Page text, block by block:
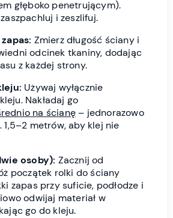
głęboko penetrującym).
i zeszlifuj.
Zmierz długość ściany i
odcinek tkaniny, dodając
z każdej strony.
Używaj wyłącznie
Nakładaj go
na ścianę – jednorazowo
1,5–2 metrów, aby klej nie
osoby): Zacznij od
początek rolki do ściany
zapas przy suficie, podłodze i
odwijaj materiał w
go do kleju.